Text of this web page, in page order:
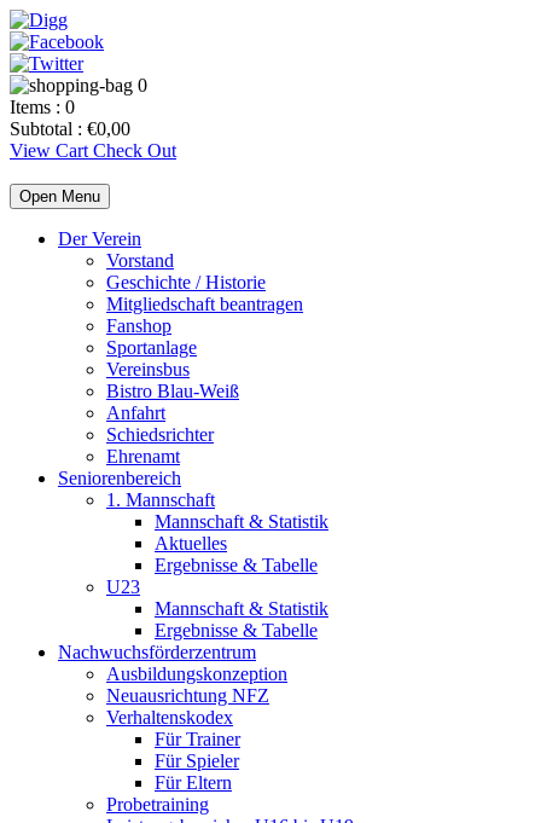
0
Items : 0
Subtotal : €0,00
View Cart Check Out
Open Menu
Der Verein
Vorstand
Geschichte / Historie
Mitgliedschaft beantragen
Fanshop
Sportanlage
Vereinsbus
Bistro Blau-Weiß
Anfahrt
Schiedsrichter
Ehrenamt
Seniorenbereich
1. Mannschaft
Mannschaft & Statistik
Aktuelles
Ergebnisse & Tabelle
U23
Mannschaft & Statistik
Ergebnisse & Tabelle
Nachwuchsförderzentrum
Ausbildungskonzeption
Neuausrichtung NFZ
Verhaltenskodex
Für Trainer
Für Spieler
Für Eltern
Probetraining